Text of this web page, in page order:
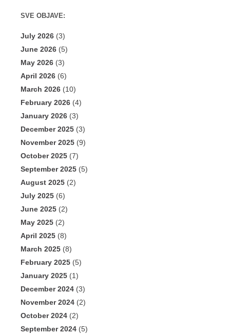
SVE OBJAVE:
July 2026 (3)
June 2026 (5)
May 2026 (3)
April 2026 (6)
March 2026 (10)
February 2026 (4)
January 2026 (3)
December 2025 (3)
November 2025 (9)
October 2025 (7)
September 2025 (5)
August 2025 (2)
July 2025 (6)
June 2025 (2)
May 2025 (2)
April 2025 (8)
March 2025 (8)
February 2025 (5)
January 2025 (1)
December 2024 (3)
November 2024 (2)
October 2024 (2)
September 2024 (5)